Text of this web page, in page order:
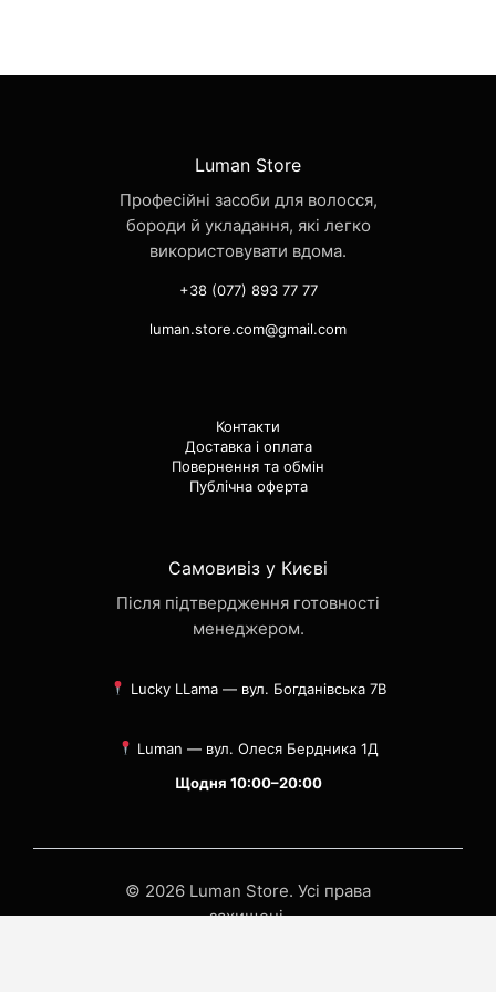
Luman Store
Професійні засоби для волосся,
бороди й укладання, які легко
використовувати вдома.
+38 (077) 893 77 77
luman.store.com@gmail.com
Контакти
Доставка і оплата
Повернення та обмін
Публічна оферта
Самовивіз у Києві
Після підтвердження готовності
менеджером.
Lucky LLama — вул. Богданівська 7В
Luman — вул. Олеся Бердника 1Д
Щодня 10:00–20:00
© 2026 Luman Store. Усі права
захищені.